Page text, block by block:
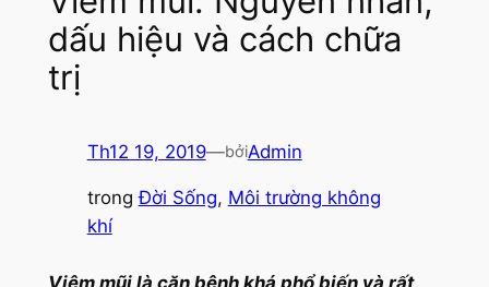
dấu hiệu và cách chữa
trị
Th12 19, 2019—bởiAdmin
trongĐời Sống, Môi trường không
khí